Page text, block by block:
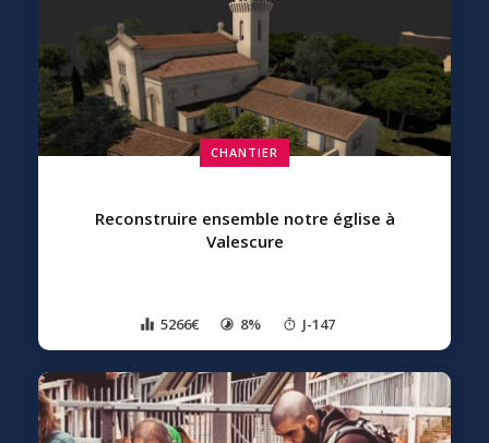
CHANTIER
Reconstruire ensemble notre église à
Valescure
5266€ 8% J-147